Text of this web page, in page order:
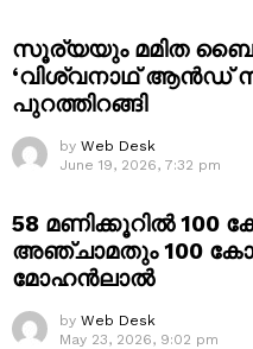
സൂര്യയും മമിത
‘വിശ്വനാഥ് ആൻഡ്
പുറത്തിറങ്ങി
by Web Desk
June 19, 2026, 7:32 pm
58 മണിക്കൂറിൽ 100
അഞ്ചാമതും 100
മോഹൻലാൽ
by Web Desk
May 23, 2026, 9:02 pm